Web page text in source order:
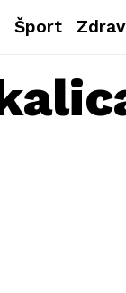
Šport